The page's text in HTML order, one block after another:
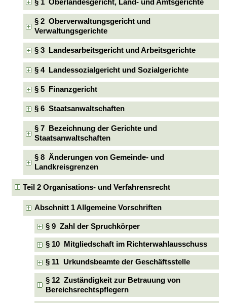
§ 1 Oberlandesgericht, Land- und Amtsgerichte
§ 2 Oberverwaltungsgericht und
Verwaltungsgerichte
§ 3 Landesarbeitsgericht und Arbeitsgerichte
§ 4 Landessozialgericht und Sozialgerichte
§ 5 Finanzgericht
§ 6 Staatsanwaltschaften
§ 7 Bezeichnung der Gerichte und
Staatsanwaltschaften
§ 8 Änderungen von Gemeinde- und
Landkreisgrenzen
Teil 2 Organisations- und Verfahrensrecht
Abschnitt 1 Allgemeine Vorschriften
§ 9 Zahl der Spruchkörper
§ 10 Mitgliedschaft im Richterwahlausschuss
§ 11 Urkundsbeamte der Geschäftsstelle
§ 12 Zuständigkeit zur Betrauung von
Bereichsrechtspflegern